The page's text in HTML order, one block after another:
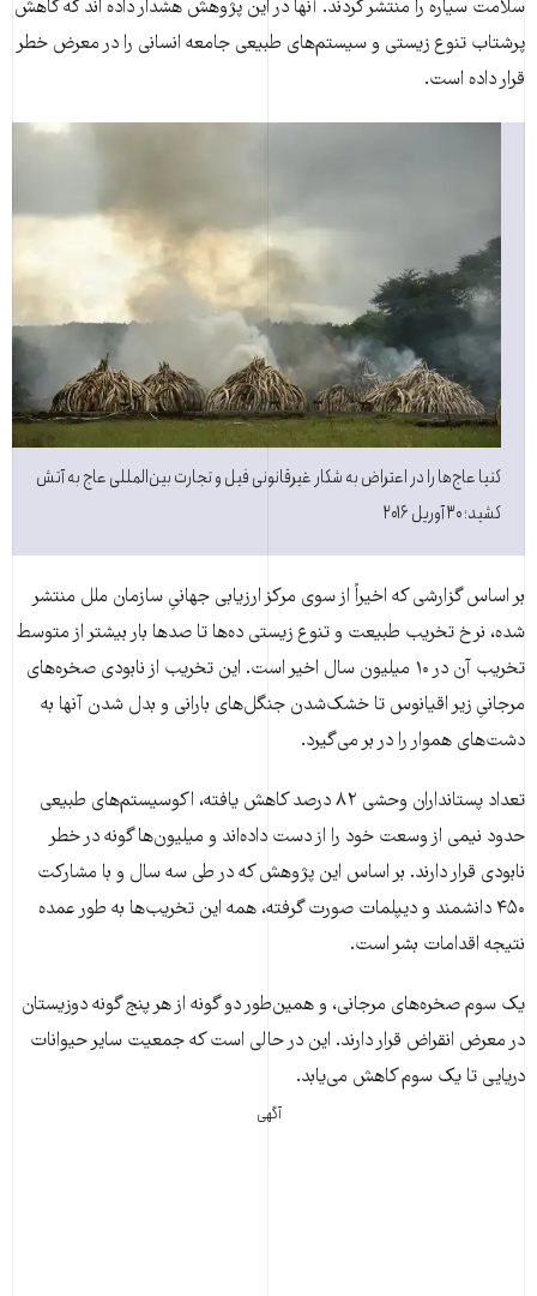
سلامت سیاره را منتشر کردند. آنها در این پژوهش هشدار داده اند که کاهش
پرشتاب تنوع زیستی و سیستم‌های طبیعی جامعه انسانی را در معرض خطر
قرار داده است.
کنیا عاج‌ها را در اعتراض به شکار غیرقانونی فیل و تجارت بین‌المللی عاج به آتش
کشید؛ ۳۰ آوریل ۲۰۱۶
بر اساس گزارشی که اخیراً از سوی مرکز ارزیابی جهانیِ سازمان ملل منتشر
شده، نرخ تخریب طبیعت و تنوع زیستی ده‌ها تا صدها بار بیشتر از متوسط
تخریب آن در ۱۰ میلیون سال اخیر است. این تخریب از نابودی صخره‌های
مرجانیِ زیر اقیانوس تا خشک‌شدن جنگل‌های بارانی و بدل شدن آنها به
دشت‌های هموار را در بر می‌گیرد.
تعداد پستانداران وحشی ۸۲ درصد کاهش یافته، اکوسیستم‌های طبیعی
حدود نیمی از وسعت خود را از دست داده‌اند و میلیون‌ها گونه‌ در خطر
نابودی قرار دارند. بر اساس این پژوهش که در طی سه سال و با مشارکت
۴۵۰ دانشمند و دیپلمات صورت گرفته، همه این تخریب‌ها به طور عمده
نتیجه اقدامات بشر است.
یک سوم صخره‌های مرجانی، و همین‌طور دو گونه از هر پنج گونه‌ دوزیستان
در معرض انقراض قرار دارند. این در حالی است که جمعیت سایر حیوانات
دریایی تا یک سوم کاهش می‌یابد.
آگهی